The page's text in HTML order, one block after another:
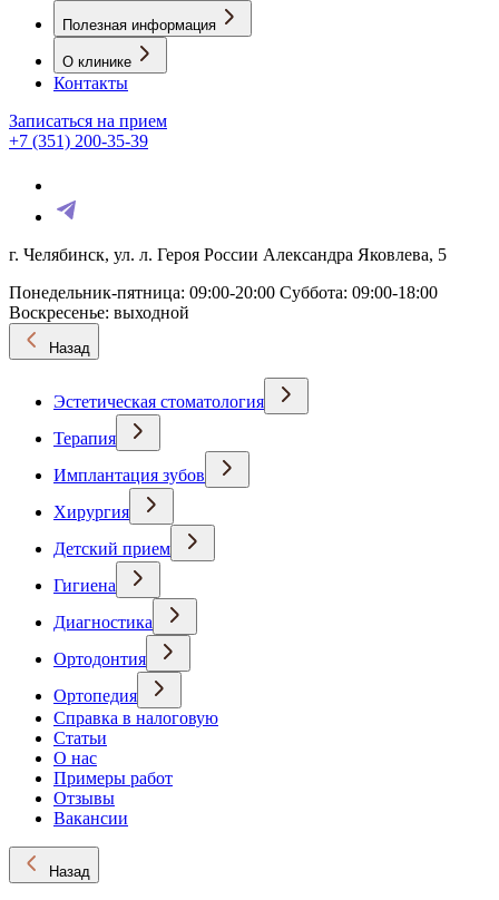
Полезная информация
О клинике
Контакты
Записаться на прием
+7 (351) 200-35-39
г. Челябинск, ул. л. Героя России Александра Яковлева, 5
Понедельник-пятница: 09:00-20:00 Суббота: 09:00-18:00
Воскресенье: выходной
Назад
Эстетическая стоматология
Терапия
Имплантация зубов
Хирургия
Детский прием
Гигиена
Диагностика
Ортодонтия
Ортопедия
Справка в налоговую
Статьи
О нас
Примеры работ
Отзывы
Вакансии
Назад